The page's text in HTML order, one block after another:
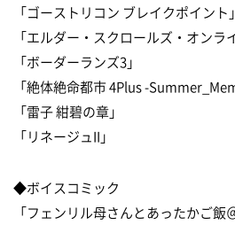
「ゴーストリコン ブレイクポイント」
「エルダー・スクロールズ・オンラ
「ボーダーランズ3」
「絶体絶命都市 4Plus -
「雷子 紺碧の章」
「リネージュII」
◆ボイスコミック
「フェンリル母さんとあったかご飯